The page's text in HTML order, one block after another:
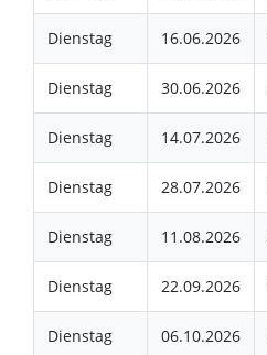
Dienstag 16.06.2026
Dienstag 30.06.2026
Dienstag 14.07.2026
Dienstag 28.07.2026
Dienstag 11.08.2026
Dienstag 22.09.2026
Dienstag 06.10.2026